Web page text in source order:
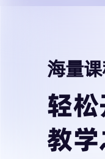
海量
轻
教